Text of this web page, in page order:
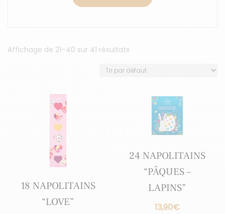
Affichage de 21–40 sur 41 résultats
18 NAPOLITAINS
“LOVE”
24 NAPOLITAINS
“PÂQUES –
LAPINS”
13,90€